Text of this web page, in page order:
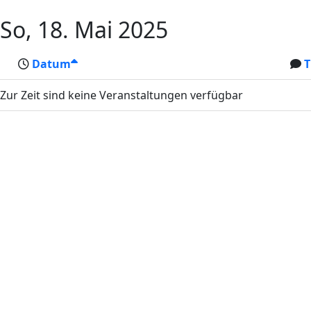
So, 18. Mai 2025
Datum
Zur Zeit sind keine Veranstaltungen verfügbar